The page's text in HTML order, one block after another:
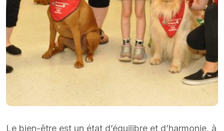
Le bien-être est un état d’équilibre et d’harmonie, à